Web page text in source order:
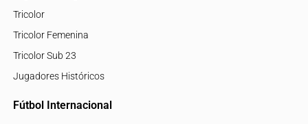
Tricolor
Tricolor Femenina
Tricolor Sub 23
Jugadores Históricos
Fútbol Internacional